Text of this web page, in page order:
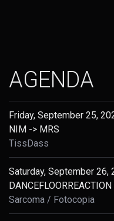
AGENDA
Friday, September 25,
NIM -> MRS
TissDass
Saturday, September 26,
Sarcoma
Fotocopia